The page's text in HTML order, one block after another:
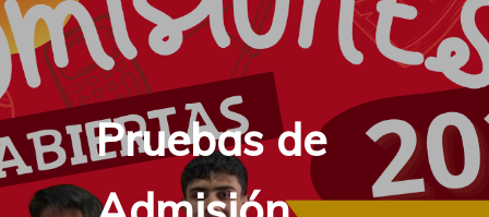
Pruebas de